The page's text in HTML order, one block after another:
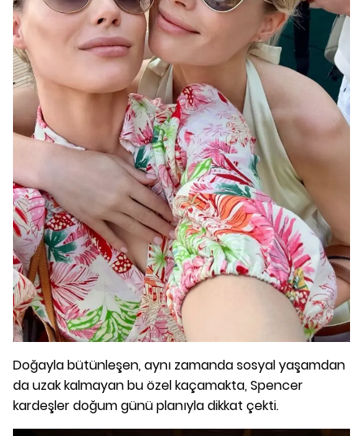
Doğayla bütünleşen, aynı zamanda sosyal yaşamdan
da uzak kalmayan bu özel kaçamakta, Spencer
kardeşler doğum günü planıyla dikkat çekti.